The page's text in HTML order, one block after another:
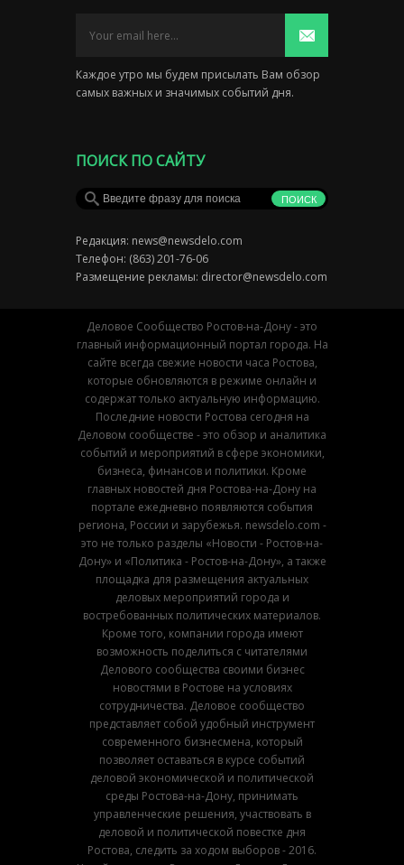
Каждое утро мы будем присылать Вам обзор
самых важных и значимых событий дня.
ПОИСК ПО САЙТУ
Редакция: news@newsdelo.com
Телефон: (863) 201-76-06
Размещение рекламы: director@newsdelo.com
Деловое Сообщество Ростов-на-Дону - это
главный информационный портал города. На
сайте всегда свежие новости часа Ростова,
которые обновляются в режиме онлайн и
содержат только актуальную информацию.
Последние новости Ростова сегодня на
Деловом сообществе - это обзор и аналитика
событий и мероприятий в сфере экономики,
бизнеса, финансов и политики. Кроме
главных новостей дня Ростова-на-Дону на
портале ежедневно появляются события
региона, России и зарубежья. newsdelo.com -
это не только разделы «Новости - Ростов-на-
Дону» и «Политика - Ростов-на-Дону», а также
площадка для размещения актуальных
деловых мероприятий города и
востребованных политических материалов.
Кроме того, компании города имеют
возможность поделиться с читателями
Делового сообщества своими бизнес
новостями в Ростове на условиях
сотрудничества. Деловое сообщество
представляет собой удобный инструмент
современного бизнесмена, который
позволяет оставаться в курсе событий
деловой экономической и политической
среды Ростова-на-Дону, принимать
управленческие решения, участвовать в
деловой и политической повестке дня
Ростова, следить за ходом выборов - 2016.